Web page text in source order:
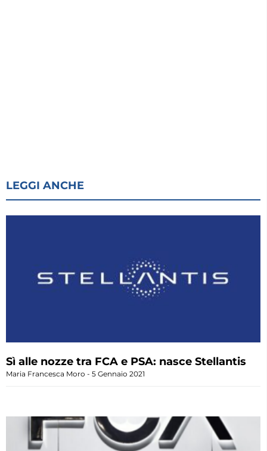
LEGGI ANCHE
Sì alle nozze tra FCA e PSA: nasce Stellantis
Maria Francesca Moro 5 Gennaio 2021